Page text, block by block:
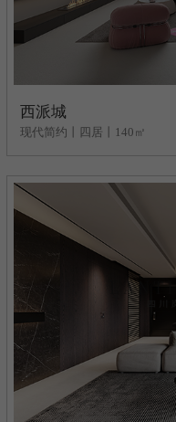
西派城
现代简约丨四居丨140㎡